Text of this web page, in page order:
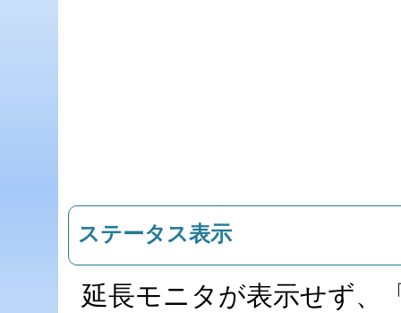
ステータス表示
延長モニタが表示せず、